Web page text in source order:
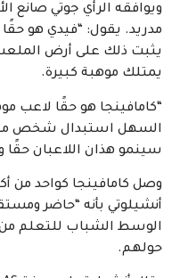
ويوافقه الرأي جوتي صانع
مدريد. يقول: “فيدي هو
يثبت ذلك على أرض الملعب
يمتلك موهبة كبيرة.
“كامافينجا هو حقًا لاعب
السهل استبدال شخص
سينمو هذان اللاعبان حقًا
وصل كامافينجا كواحد من
أنشيلوتي بأنه “حاضر
الوسط الشباب للتعلم من
حولهم.